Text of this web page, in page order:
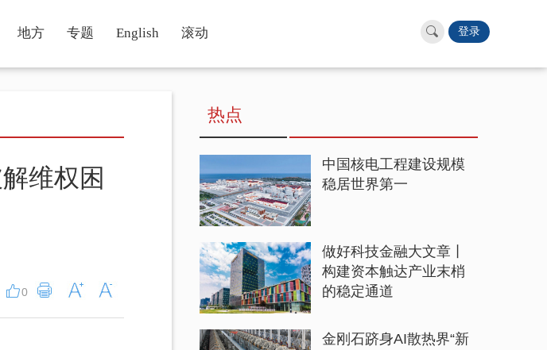
地方 专题 English 滚动 登录
维权困
0
热点
中国核电工程建设规模
稳居世界第一
做好科技金融大文章丨
构建资本触达产业末梢
的稳定通道
金刚石跻身AI散热界“新